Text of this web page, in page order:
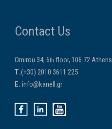
Contact Us
Omirou 34, 6th floor, 106 72 Athens
Τ.(+30) 2010 3611 225
E. info@kanell.gr